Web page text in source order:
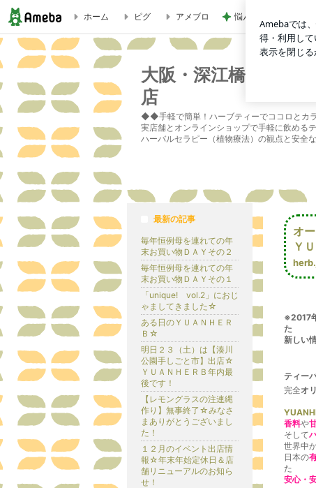
大阪・深江橋「オーガニックハーブティー専門
ホーム ピグ アメブロ 悩んだ高級食器より
大阪・深江橋「オー
店
◆◆手軽で簡単！ハーブティーでココロと
実店舗とオンラインショップで手軽に飲める
ハーバルセラピー（植物療法）の観点と安全
オ
Ｙ
※2017
た
新しい
ティー
完全オ
香料や
そして
世界中
日本の
た
安心・
最新の記事
毎年恒例母を連れての年
末お買い物ＤＡＹその２
毎年恒例母を連れての年
末お買い物ＤＡＹその１
「unique! vol.2」におじ
ゃましてきました☆
ある日のＹＵＡＮＨＥＲ
Ｂ☆
明日２３（土）は【湊川
公園手しごと市】出店☆
ＹＵＡＮＨＥＲＢ年内最
後です！
【レモングラスの注連縄
作り】無事終了☆みなさ
まありがとうございまし
た！
１２月のイベント出店情
報☆年末年始定休日＆店
舗リニューアルのお知ら
せ！